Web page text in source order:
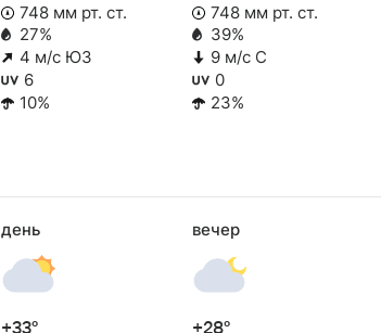
748 мм рт. ст.
27%
4 м/с ЮЗ
6
10%
748 мм рт. ст.
39%
9 м/с С
0
23%
день
+33°
вечер
+28°